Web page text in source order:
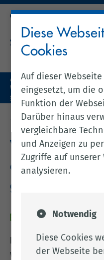
Aktuelles (zentral)
Wertstoffsammelstelle in
geschlossen
zurück zur
am Freitag
geschlossen
03.07.2026
Landkreis
weist darauf hin, dass
Diese
Cookies
Auf dieser
eingesetzt, um die
Funktion der
Darüber hinaus
vergleichbare
und Anzeigen zu
Zugriffe auf unserer
analysieren.
Notwendig
Diese Cookies
der Webseite